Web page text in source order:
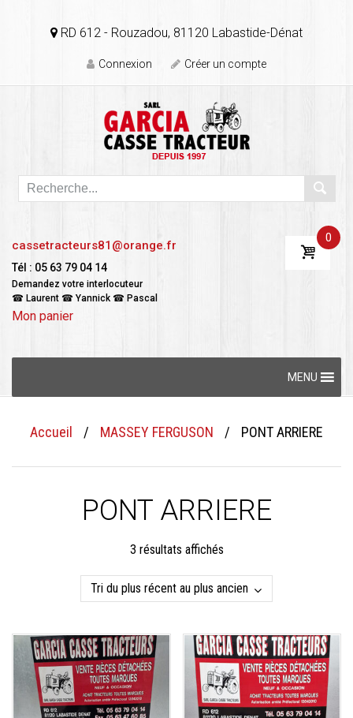
RD 612 - Rouzadou, 81120 Labastide-Dénat
Connexion Créer un compte
cassetracteurs81@orange.fr
Tél : 05 63 79 04 14
Demandez votre interlocuteur
☎ Laurent ☎ Yannick ☎ Pascal
Mon panier
0
MENU
Accueil / MASSEY FERGUSON / PONT ARRIERE
PONT ARRIERE
3 résultats affichésTrié
du
plus
au
plus
ancien